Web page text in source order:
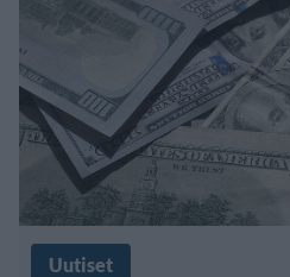
Uutiset